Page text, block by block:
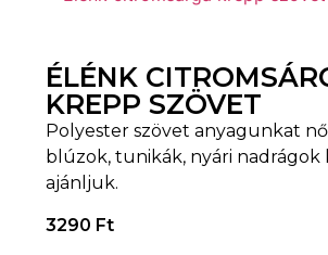
ÉLÉNK
KREPP SZÖVET
Polyester szövet anyagunkat
blúzok, tunikák, nyári nadrágok
ajánljuk.
3290 Ft